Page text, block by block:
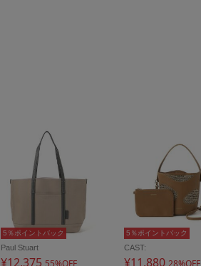
5％ポイントバック
Paul Stuart
¥12,375
5％ポイントバック
CAST:
¥11,880